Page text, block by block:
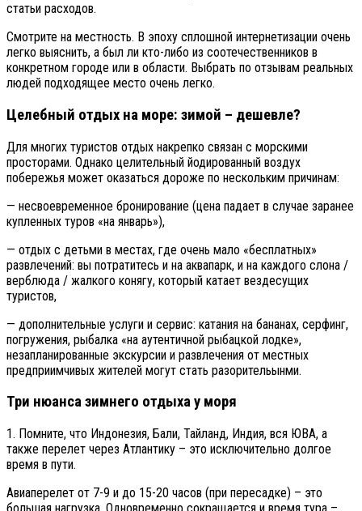
статьи расходов.
Смотрите на местность. В эпоху сплошной интернетизации очень
легко выяснить, а был ли кто-либо из соотечественников в
конкретном городе или в области. Выбрать по отзывам реальных
людей подходящее место очень легко.
Целебный отдых на море: зимой – дешевле?
Для многих туристов отдых накрепко связан с морскими
просторами. Однако целительный йодированный воздух
побережья может оказаться дороже по нескольким причинам:
— несвоевременное бронирование (цена падает в случае заранее
купленных туров «на январь»),
— отдых с детьми в местах, где очень мало «бесплатных»
развлечений: вы потратитесь и на аквапарк, и на каждого слона /
верблюда / жалкого конягу, который катает вездесущих
туристов,
— дополнительные услуги и сервис: катания на бананах, серфинг,
погружения, рыбалка «на аутентичной рыбацкой лодке»,
незапланированные экскурсии и развлечения от местных
предприимчивых жителей могут стать разорительынми.
Три нюанса зимнего отдыха у моря
1. Помните, что Индонезия, Бали, Тайланд, Индия, вся ЮВА, а
также перелет через Атлантику – это исключительно долгое
время в пути.
Авиаперелет от 7-9 и до 15-20 часов (при пересадке) – это